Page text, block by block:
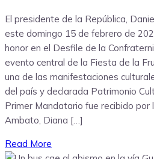
El presidente de la República,
este domingo 15 de febrero de
honor en el Desfile de la
evento central de la Fiesta de la
una de las manifestaciones
del país y declarada Patrimonio
Primer Mandatario fue recibido por
Ambato, Diana […]
Read More